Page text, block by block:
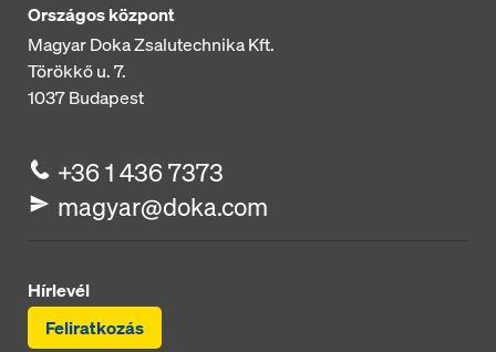
Beton hőmérséklet és
szilárdságának monitorozása
DokaXact
Ankerterhelés és
Országos központ
Magyar Doka Zsalutechnika Kft.
Törökkő u. 7.
1037Budapest
+36 1 436 7373
magyar@doka.com
Hírlevél
Feliratkozás